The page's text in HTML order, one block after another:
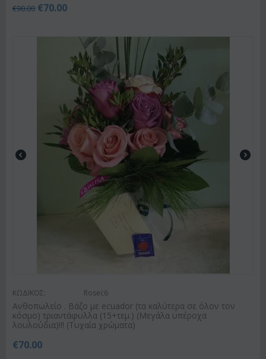
€90.00 €70.00
ΚΩΔΙΚΟΣ: Rosec6
Ανθοπωλείο . Βάζο με ecuador (τα καλύτερα σε όλον τον
κόσμο) τριαντάφυλλα (15+τεμ.) (Μεγάλα υπέροχα
λουλούδια)!!! (Τυχαία χρώματα)
€70.00